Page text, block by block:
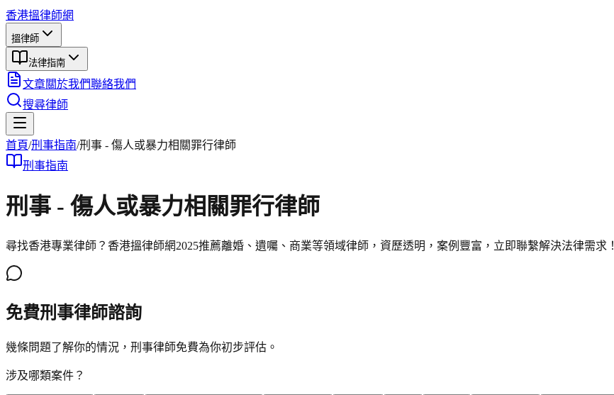
香港搵律師網
搵律師
法律指南
文章關於我們聯絡我們
搜尋律師
首頁/刑事指南/刑事 - 傷人或暴力相關罪行律師
刑事指南
刑事 - 傷人或暴力相關罪行律師
尋找香港專業律師？香港搵律師網2025推薦離婚、遺囑、商業等領域律師，資歷透明，案例豐富，立即聯繫解決法律需求！
免費刑事律師諮詢
幾條問題了解你的情況，刑事律師免費為你初步評估。
涉及哪類案件？